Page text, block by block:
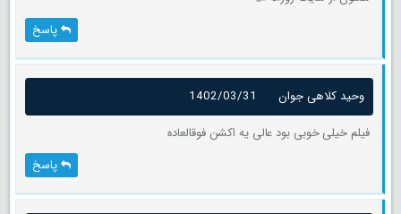
پاسخ
وحید کلاهی جوان
1402/03/31
فیلم خیلی خوبی بود عالی یه اکشن فوقالعاده
پاسخ